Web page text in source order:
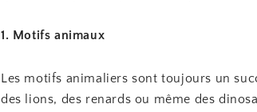
1. Motifs animaux
Les motifs animaliers sont toujours un
des lions, des renards ou même des